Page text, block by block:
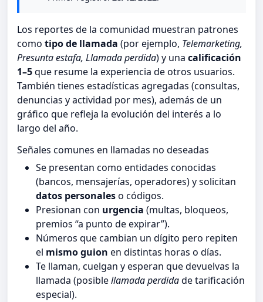
Los reportes de la comunidad muestran patrones
como tipo de llamada (por ejemplo, Telemarketing,
Presunta estafa, Llamada perdida) y una calificación
1–5que resume la experiencia de otros usuarios.
También tienes estadísticas agregadas (consultas,
denuncias y actividad por mes), además de un
gráfico que refleja la evolución del interés a lo
largo del año.
Señales comunes en llamadas no deseadas
Se presentan como entidades conocidas
(bancos, mensajerías, operadores) y solicitan
datos personaleso códigos.
Presionan con urgencia (multas, bloqueos,
premios “a punto de expirar”).
Números que cambian un dígito pero repiten
el mismo guion en distintas horas o días.
Te llaman, cuelgan y esperan que devuelvas la
llamada (posiblellamada perdidade tarificación
especial).